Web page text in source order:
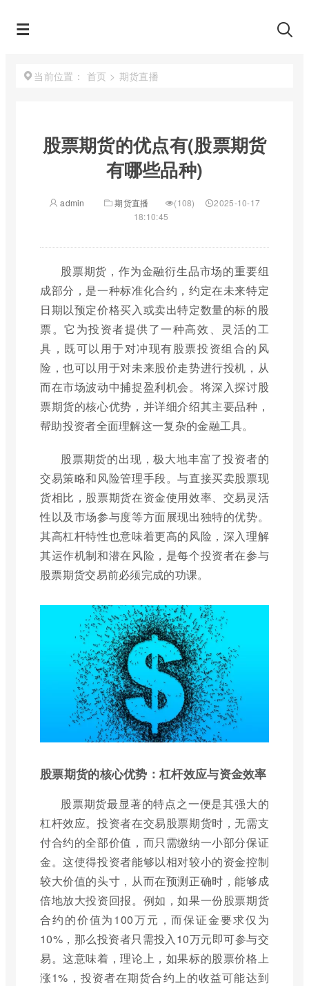
当前位置： 首页 > 期货直播
股票期货的优点有(股票期货
有哪些品种)
admin 期货直播 (108)
2025-10-17
18:10:45
股票期货，作为金融衍生品市场的重要组
成部分，是一种标准化合约，约定在未来特定
日期以预定价格买入或卖出特定数量的标的股
票。它为投资者提供了一种高效、灵活的工
具，既可以用于对冲现有股票投资组合的风
险，也可以用于对未来股价走势进行投机，从
而在市场波动中捕捉盈利机会。将深入探讨股
票期货的核心优势，并详细介绍其主要品种，
帮助投资者全面理解这一复杂的金融工具。
股票期货的出现，极大地丰富了投资者的
交易策略和风险管理手段。与直接买卖股票现
货相比，股票期货在资金使用效率、交易灵活
性以及市场参与度等方面展现出独特的优势。
其高杠杆特性也意味着更高的风险，深入理解
其运作机制和潜在风险，是每个投资者在参与
股票期货交易前必须完成的功课。
股票期货的核心优势：杠杆效应与资金效率
股票期货最显著的特点之一便是其强大的
杠杆效应。投资者在交易股票期货时，无需支
付合约的全部价值，而只需缴纳一小部分保证
金。这使得投资者能够以相对较小的资金控制
较大价值的头寸，从而在预测正确时，能够成
倍地放大投资回报。例如，如果一份股票期货
合约的价值为100万元，而保证金要求仅为
10%，那么投资者只需投入10万元即可参与交
易。这意味着，理论上，如果标的股票价格上
涨1%，投资者在期货合约上的收益可能达到